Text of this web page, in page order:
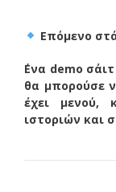
Επόμενο
΄Ενα demo
θα μπορούσε
έχει μενού,
ιστοριών και